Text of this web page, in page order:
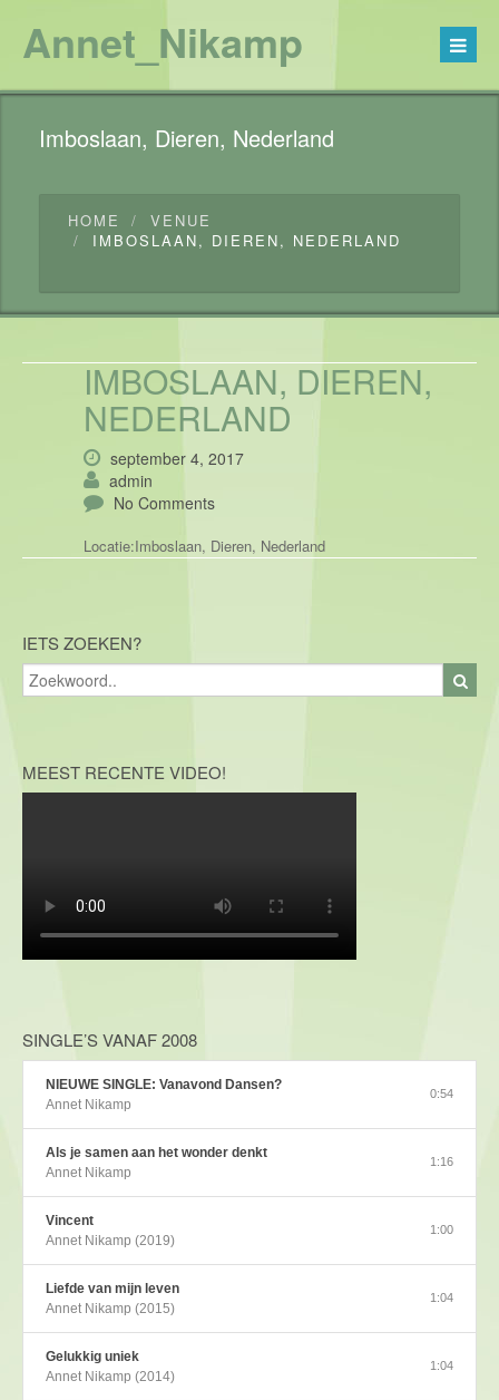
Annet_Nikamp
Imboslaan, Dieren, Nederland
HOME
VENUE
IMBOSLAAN, DIEREN, NEDERLAND
IMBOSLAAN, DIEREN,
NEDERLAND
september 4, 2017
admin
No Comments
Locatie:Imboslaan, Dieren, Nederland
IETS ZOEKEN?
MEEST RECENTE VIDEO!
SINGLE’S VANAF 2008
NIEUWE SINGLE: Vanavond Dansen?
Annet Nikamp
0:54
Als je samen aan het wonder denkt
Annet Nikamp
1:16
Vincent
Annet Nikamp (2019)
1:00
Liefde van mijn leven
Annet Nikamp (2015)
1:04
Gelukkig uniek
Annet Nikamp (2014)
1:04